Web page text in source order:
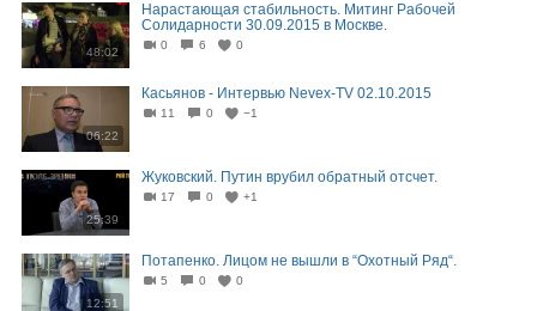
48:02
Нарастающая стабильность. Митинг Рабочей
Солидарности 30.09.2015 в Москве.
0 6 0
06:22
Касьянов - Интервью Nevex-TV 02.10.2015
11 0 −1
25:39
Жуковский. Путин врубил обратный отсчет.
17 0 +1
12:51
Потапенко. Лицом не вышли в “Охотный Ряд“.
5 0 0